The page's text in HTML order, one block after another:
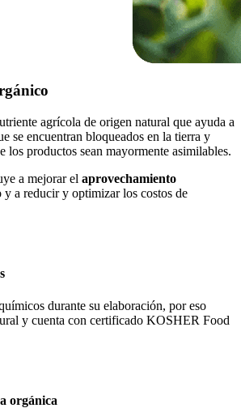
agrícola de origen natural que ayuda a
se encuentran bloqueados en la tierra y
los productos sean mayormente asimilables.
a mejorar el aprovechamiento
a reducir y optimizar los costos de
durante su elaboración, por eso
y cuenta con certificado KOSHER Food
orgánica